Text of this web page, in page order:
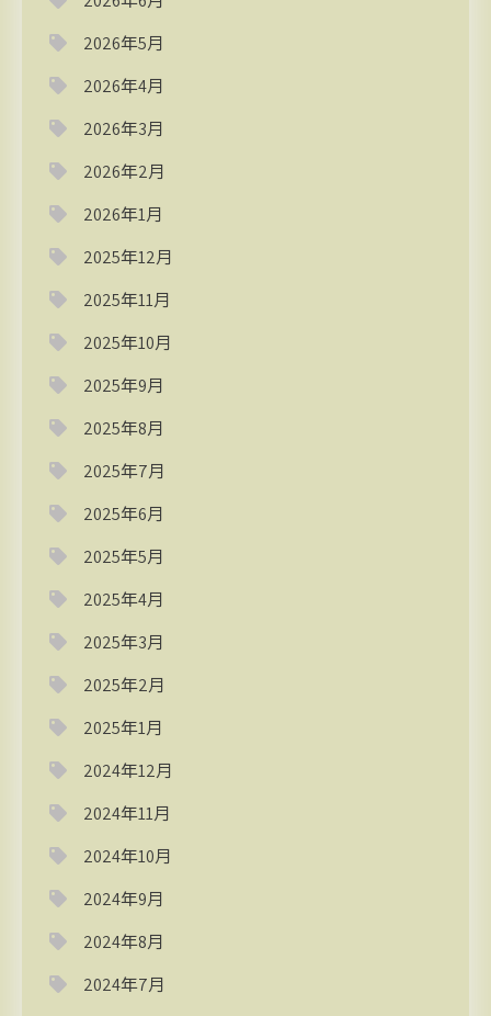
2026年5月
2026年4月
2026年3月
2026年2月
2026年1月
2025年12月
2025年11月
2025年10月
2025年9月
2025年8月
2025年7月
2025年6月
2025年5月
2025年4月
2025年3月
2025年2月
2025年1月
2024年12月
2024年11月
2024年10月
2024年9月
2024年8月
2024年7月